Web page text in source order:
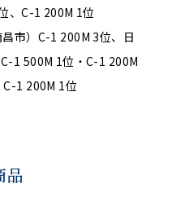
、C-1 200M 1位
市）C-1 200M 3位、日
1 500M 1位・C-1 200M
C-1 200M 1位
品